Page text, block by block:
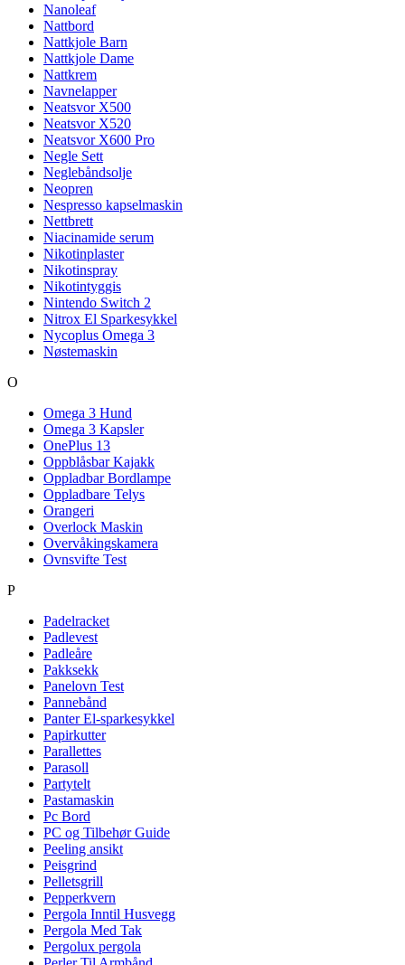
Nanoleaf
Nattbord
Nattkjole Barn
Nattkjole Dame
Nattkrem
Navnelapper
Neatsvor X500
Neatsvor X520
Neatsvor X600 Pro
Negle Sett
Neglebåndsolje
Neopren
Nespresso kapselmaskin
Nettbrett
Niacinamide serum
Nikotinplaster
Nikotinspray
Nikotintyggis
Nintendo Switch 2
Nitrox El Sparkesykkel
Nycoplus Omega 3
Nøstemaskin
O
Omega 3 Hund
Omega 3 Kapsler
OnePlus 13
Oppblåsbar Kajakk
Oppladbar Bordlampe
Oppladbare Telys
Orangeri
Overlock Maskin
Overvåkingskamera
Ovnsvifte Test
P
Padelracket
Padlevest
Padleåre
Pakksekk
Panelovn Test
Pannebånd
Panter El-sparkesykkel
Papirkutter
Parallettes
Parasoll
Partytelt
Pastamaskin
Pc Bord
PC og Tilbehør Guide
Peeling ansikt
Peisgrind
Pelletsgrill
Pepperkvern
Pergola Inntil Husvegg
Pergola Med Tak
Pergolux pergola